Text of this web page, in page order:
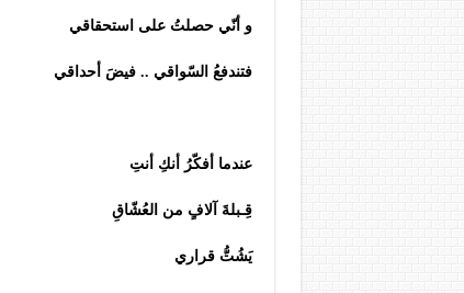
و أنّي حصلتُ على استحقاقي
فتندفعُ السّواقي .. فيضَ أحداقي
عندما أفكّرُ أنكِ أنتِ
قِـبلةَ آلافٍ من العُشّاقِ
يَشُتُّ قراري